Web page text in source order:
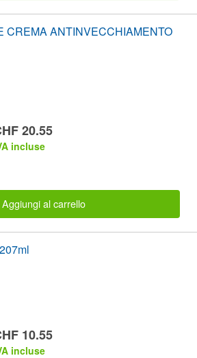
CREMA ANTINVECCHIAMENTO
20.55
incluse
Aggiungi al carrello
10.55
incluse